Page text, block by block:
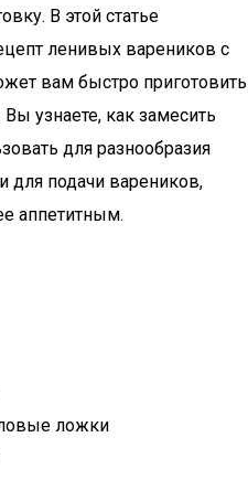
В этой статье
ленивых вареников с
вам быстро приготовить
узнаете, как замесить
для разнообразия
для подачи вареников,
аппетитным.
ложки